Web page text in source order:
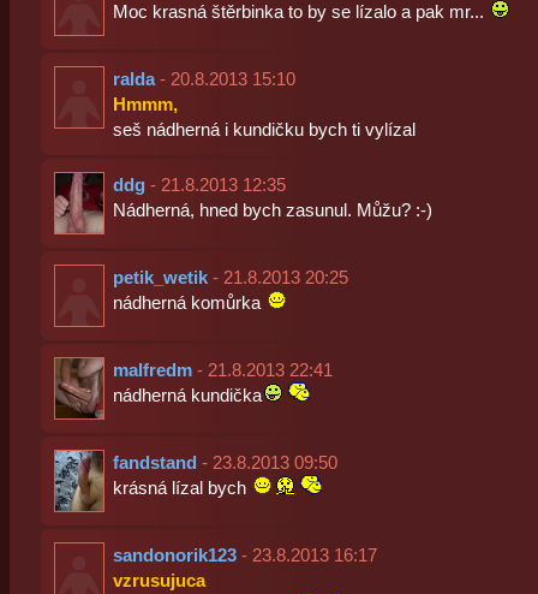
Moc krasná štěrbinka to by se lízalo a pak mr...
ralda- 20.8.2013 15:10
Hmmm,
seš nádherná i kundičku bych ti vylízal
ddg- 21.8.2013 12:35
Nádherná, hned bych zasunul. Můžu? :-)
petik_wetik- 21.8.2013 20:25
nádherná komůrka
malfredm- 21.8.2013 22:41
nádherná kundička
fandstand- 23.8.2013 09:50
krásná lízal bych
sandonorik123- 23.8.2013 16:17
vzrusujuca